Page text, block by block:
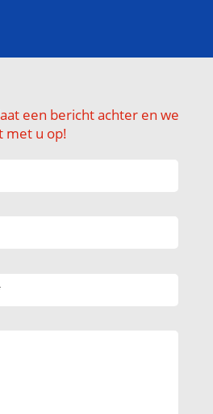
een bericht achter en we
met u op!